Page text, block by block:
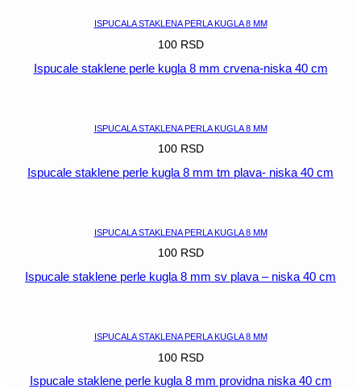
ISPUCALA STAKLENA PERLA KUGLA 8 MM
100 RSD
Ispucale staklene perle kugla 8 mm crvena-niska 40 cm
ISPUCALA STAKLENA PERLA KUGLA 8 MM
100 RSD
Ispucale staklene perle kugla 8 mm tm plava- niska 40 cm
ISPUCALA STAKLENA PERLA KUGLA 8 MM
100 RSD
Ispucale staklene perle kugla 8 mm sv plava – niska 40 cm
ISPUCALA STAKLENA PERLA KUGLA 8 MM
100 RSD
Ispucale staklene perle kugla 8 mm providna niska 40 cm